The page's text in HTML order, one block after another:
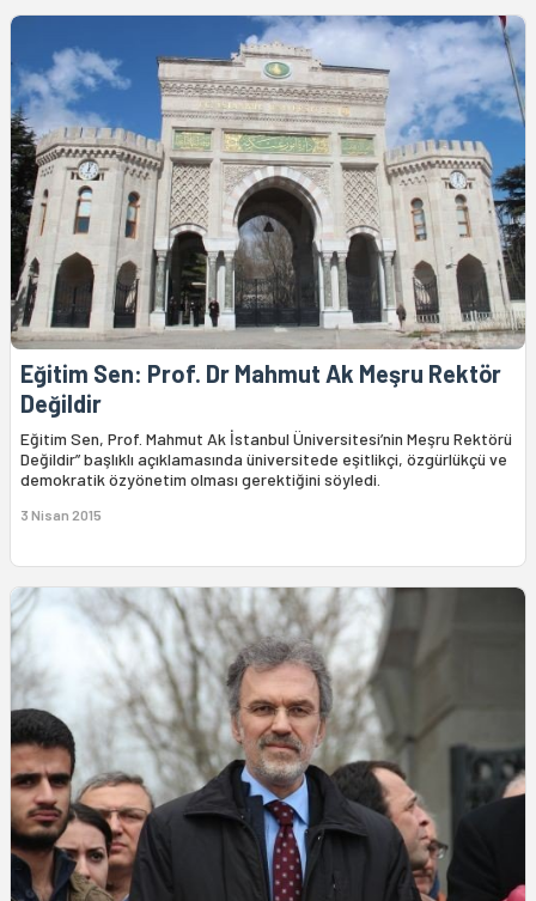
Eğitim Sen: Prof. Dr Mahmut Ak Meşru Rektör
Değildir
Eğitim Sen, Prof. Mahmut Ak İstanbul Üniversitesi’nin Meşru Rektörü
Değildir” başlıklı açıklamasında üniversitede eşitlikçi, özgürlükçü ve
demokratik özyönetim olması gerektiğini söyledi.
3 Nisan 2015